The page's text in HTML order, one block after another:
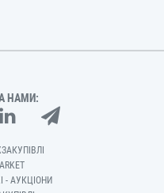
НАМИ:
- АУКЦІОНИ